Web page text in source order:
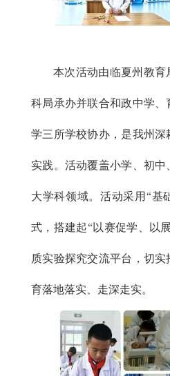
本次活动由临夏州教育
科局承办并联合和政中学
学三所学校协办，是我州
实践。活动覆盖小学、初
大学科领域。活动采用“基
式，搭建起“以赛促学、以
质实验探究交流平台，切
育落地落实、走深走实。